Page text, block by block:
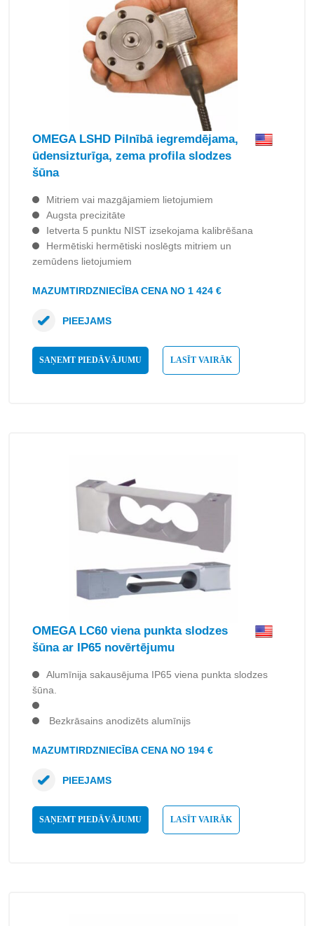
OMEGA LSHD Pilnībā iegremdējama,
ūdensizturīga, zema profila slodzes
šūna
Mitriem vai mazgājamiem lietojumiem
Augsta precizitāte
Ietverta 5 punktu NIST izsekojama kalibrēšana
Hermētiski hermētiski noslēgts mitriem un
zemūdens lietojumiem
MAZUMTIRDZNIECĪBA CENA NO 1 424 €
SAŅEMT PIEDĀVĀJUMU LASĪT VAIRĀK
PIEEJAMS
OMEGA LC60 viena punkta slodzes
šūna ar IP65 novērtējumu
Alumīnija sakausējuma IP65 viena punkta slodzes
šūna.
Bezkrāsains anodizēts alumīnijs
MAZUMTIRDZNIECĪBA CENA NO 194 €
SAŅEMT PIEDĀVĀJUMU LASĪT VAIRĀK
PIEEJAMS